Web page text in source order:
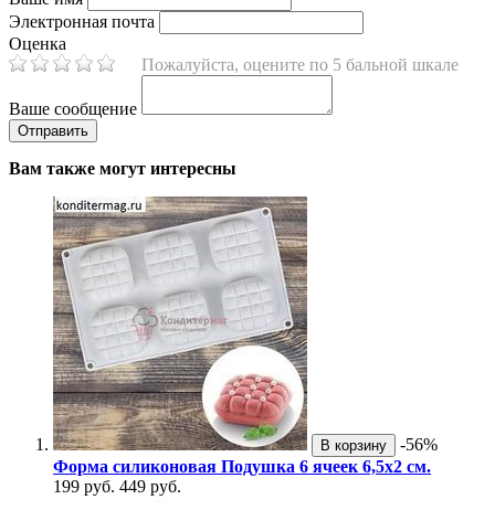
Электронная почта
Оценка
Пожалуйста, оцените по 5 бальной шкале
Ваше сообщение
Вам также могут интересны
В корзину
-56%
Форма силиконовая Подушка 6 ячеек 6,5х2 см.
199 руб. 449 руб.